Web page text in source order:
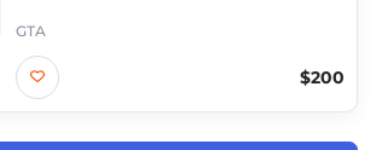
GTA
$200